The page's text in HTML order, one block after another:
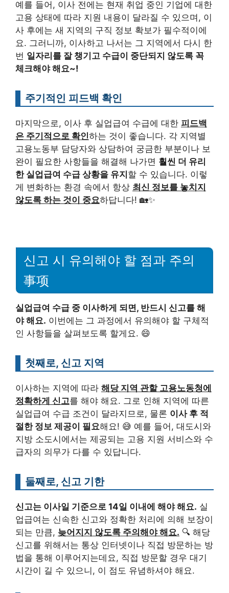
예를 들어, 이사 전에는 현재 취업 중인 기업에 대한
고용 상태에 따라 지원 내용이 달라질 수 있으며, 이
사 후에는 새 지역의 구직 정보 확보가 필수적이에
요. 그러니까, 이사하고 나서는 그 지역에서 다시 한
번 일자리를 잘 챙기고 수급이 중단되지 않도록 꼭
체크해야 해요~!
주기적인 피드백 확인
마지막으로, 이사 후 실업급여 수급에 대한 피드백
은 주기적으로 확인하는 것이 좋습니다. 각 지역별
고용노동부 담당자와 상담하여 궁금한 부분이나 보
완이 필요한 사항들을 해결해 나가면 훨씬 더 유리
한 실업급여 수급 상황을 유지 할 수 있습니다. 이렇
게 변화하는 환경 속에서 항상 최신 정보를 놓치지
않도록 하는 것이 중요하답니다! 🏡✨
신고 시 유의해야 할 점과 주의
事项
실업급여 수급 중 이사하게 되면, 반드시 신고를 해
야 해요. 이번에는 그 과정에서 유의해야 할 구체적
인 사항들을 살펴보도록 할게요. 😄
첫째로, 신고 지역
이사하는 지역에 따라 해당 지역 관할 고용노동청에
정확하게 신고를 해야 해요. 그로 인해 지역에 따른
실업급여 수급 조건이 달라지므로, 물론 이사 후 적
절한 정보 제공이 필요해요! 😅 예를 들어, 대도시와
지방 소도시에서는 제공되는 고용 지원 서비스와 수
급자의 의무가 다를 수 있답니다.
둘째로, 신고 기한
신고는 이사일 기준으로 14일 이내에 해야 해요. 실
업급여는 신속한 신고와 정확한 처리에 의해 보장이
되는 만큼, 늦어지지 않도록 주의해야 해요. 🔍 해당
신고를 위해서는 통상 인터넷이나 직접 방문하는 방
법을 통해 이루어지는데요, 직접 방문할 경우 대기
시간이 길 수 있으니, 이 점도 유념하셔야 해요.